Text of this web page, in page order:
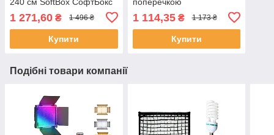
1 271,60 ₴ 1 496 ₴
Купити
1 114,35₴ 1 173 ₴
Купити
Подібні товари компанії